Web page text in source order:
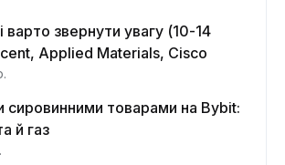
варто звернути увагу (10-14
Applied Materials, Cisco
сировинними товарами на Bybit:
й газ